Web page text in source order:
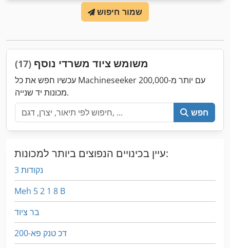
שמור חיפוש
משומש ציוד משרדי נוסף (17)
עכשיו חפש את כל Machineseeker עם יותר מ-200,000
מכונות יד שנייה.
חפש
עיין בכינויים הנפוצים ביותר למכונות:
3 נקודות
Meh 5 2 1 8 B
בר ציוד
דכ טנק פא-200